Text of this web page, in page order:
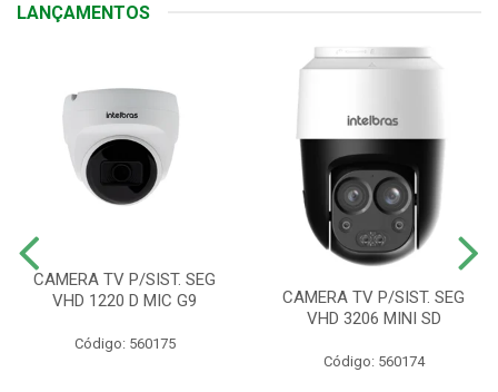
LANÇAMENTOS
CAMERA TV P/SIST. SEG
VHD 1220 D MIC G9
Código: 560175
CAMERA TV P/SIST. SEG
VHD 3206 MINI SD
Código: 560174